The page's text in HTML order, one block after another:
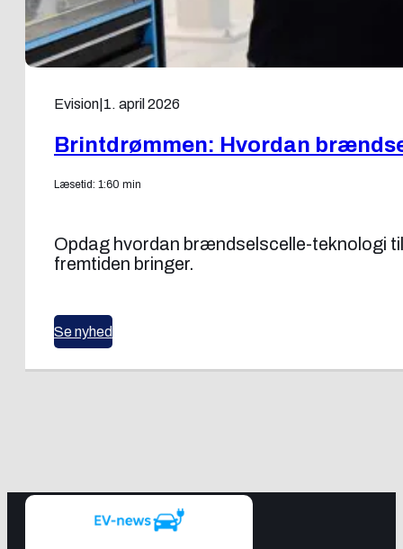
Evision 1. april 2026
Brintdrømmen: Hvordan
Læsetid: 1:60 min
Opdag hvordan brændselscelle-teknologi
fremtiden bringer.
Se nyhed